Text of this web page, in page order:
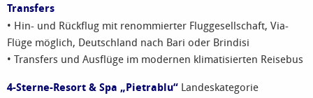
Transfers
• Hin- und Rückflug mit renommierter Fluggesellschaft, Via-
Flüge möglich, Deutschland nach Bari oder Brindisi
• Transfers und Ausflüge im modernen klimatisierten Reisebus
4-Sterne-Resort & Spa „Pietrablu“ Landeskategorie